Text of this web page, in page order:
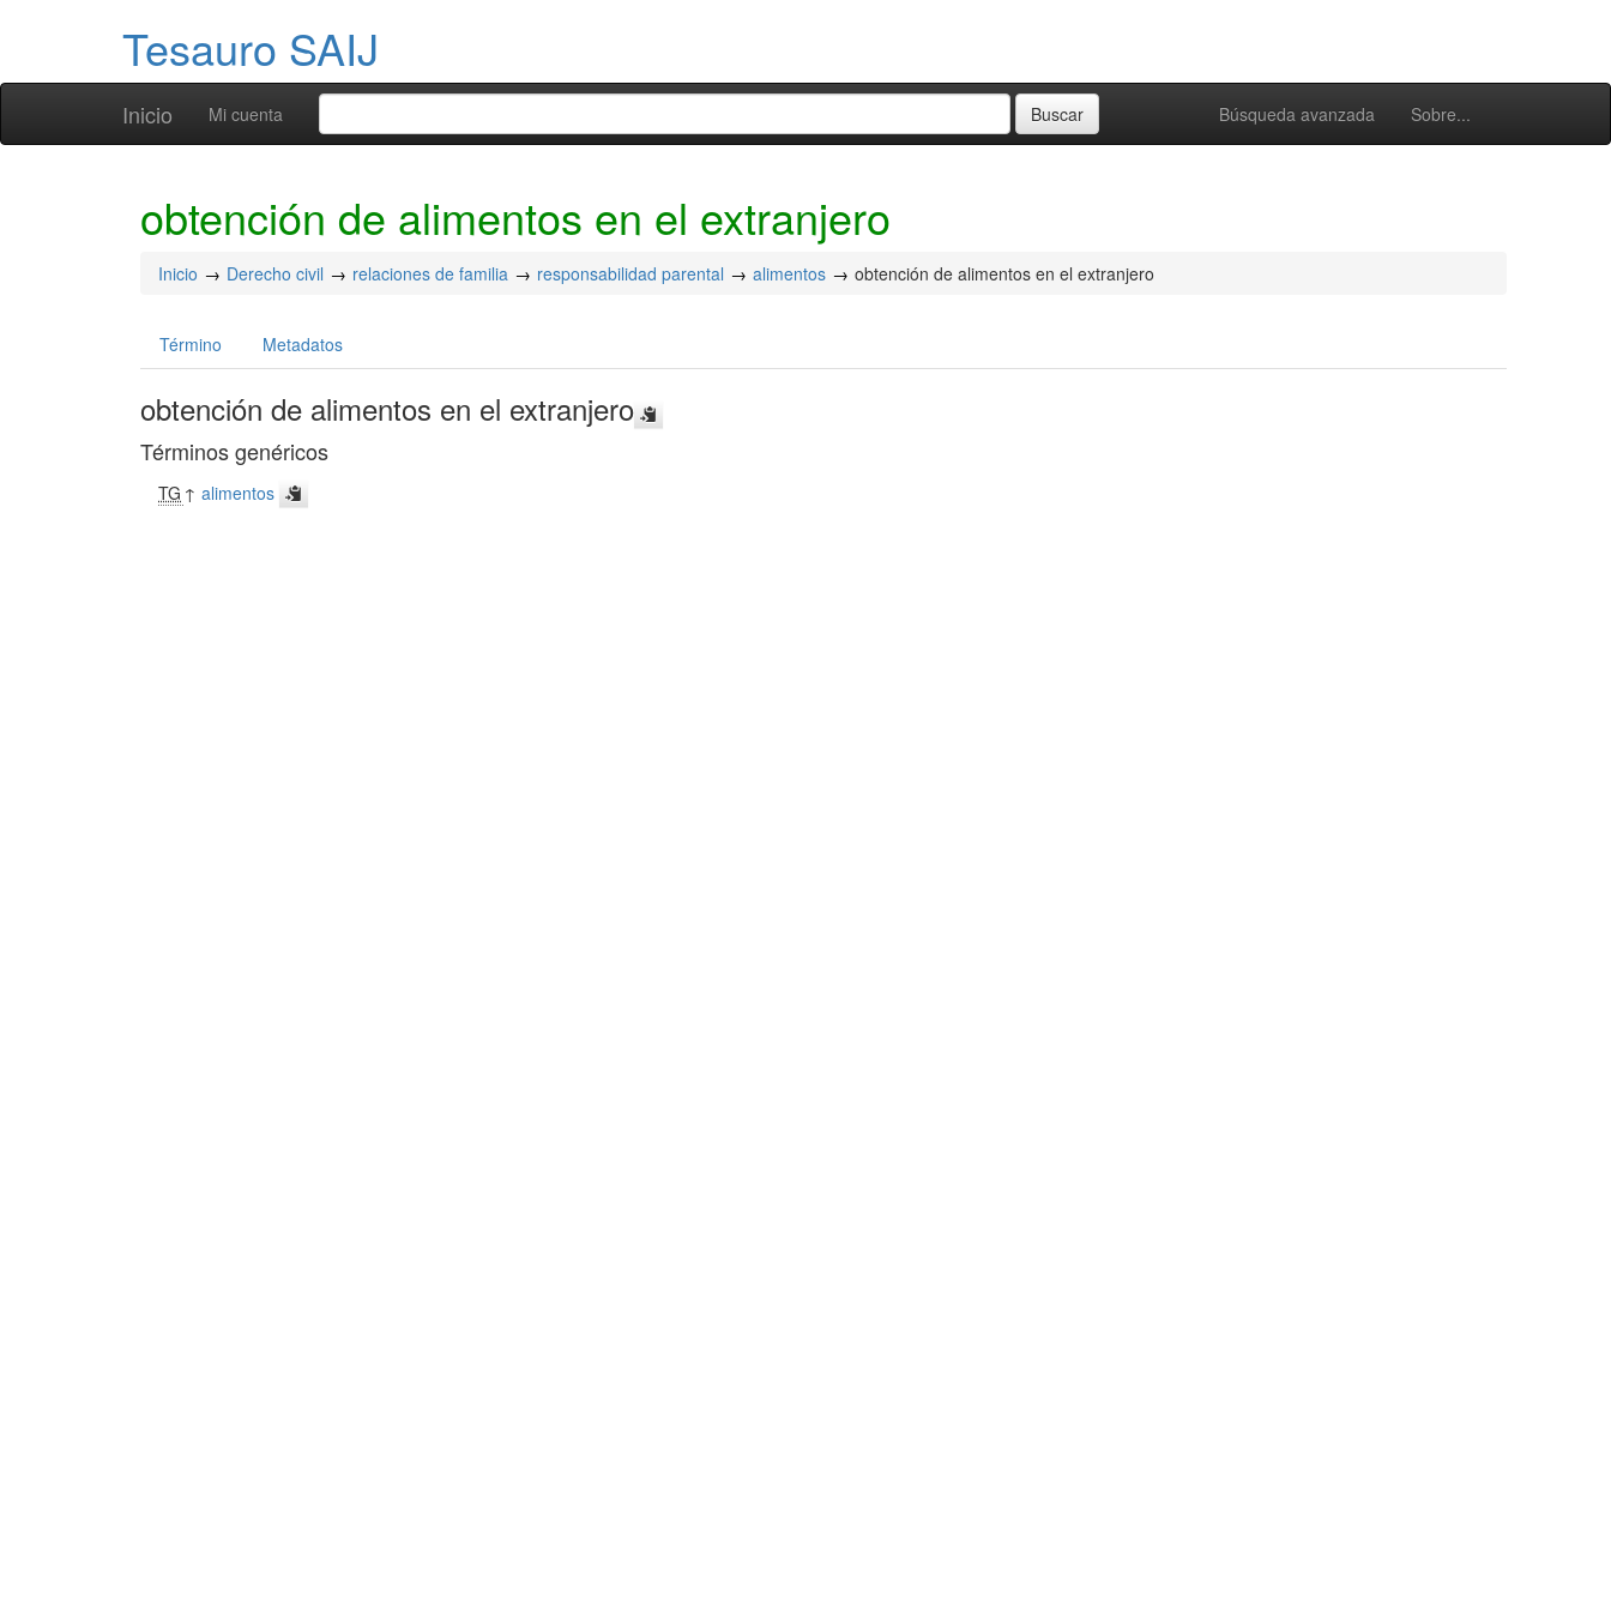
Tesauro SAIJ
Inicio Búsqueda avanzada Sobre...
Mi cuenta
obtención de alimentos en el extranjero
Inicio Derecho civil relaciones de familia responsabilidad parental alimentos obtención de alimentos en el extranjero
Término Metadatos
obtención de alimentos en el extranjero
Términos genéricos
TG ↑alimentos